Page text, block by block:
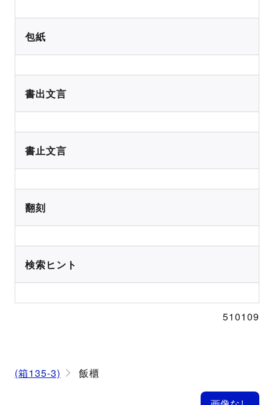
包紙
書出文言
書止文言
翻刻
検索ヒント
510109
(箱135-3) 飯櫃